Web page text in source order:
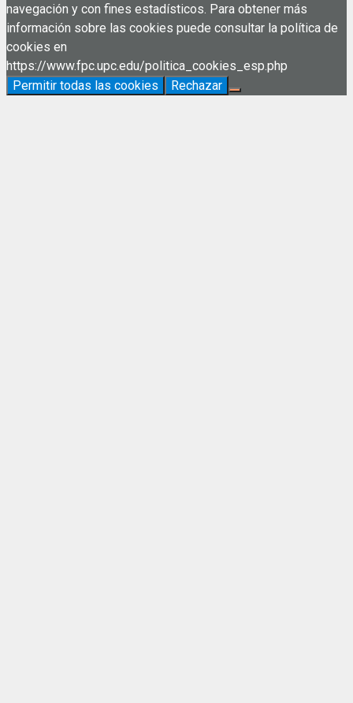
navegación y con fines estadísticos. Para obtener más
información sobre las cookies puede consultar la política de
cookies en
https://www.fpc.upc.edu/politica_cookies_esp.php
Permitir todas las cookies
Rechazar